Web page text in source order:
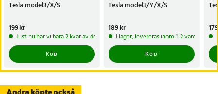
Tesla model3/X/S
Pris:199 kr
199 kr
Just nu har vi bara 2 kvar av denna produkt
Köp
Tesla model3/Y/X/S
Pris:189 kr
189 kr
I lager, levereras inom 1-2 vardagar
Köp